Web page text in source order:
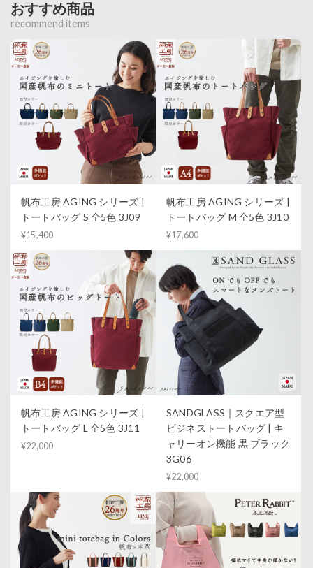
おすすめ商品
recommend items
帆布工房 AGING シリーズ |
トートバッグ S 全5色 3J09
¥15,400
帆布工房 AGING シリーズ |
トートバッグ M 全5色 3J10
¥17,600
帆布工房 AGING シリーズ |
トートバッグ L 全5色 3J11
¥22,000
SANDGLASS｜スクエア型
ビジネストートバッグ | キ
ャリーオン機能 黒 ブラック
3G06
¥22,000